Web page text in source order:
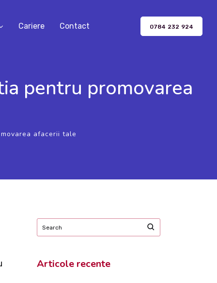
Cariere Contact 0784 232 924
pentru promovarea
afacerii tale
Articole recente